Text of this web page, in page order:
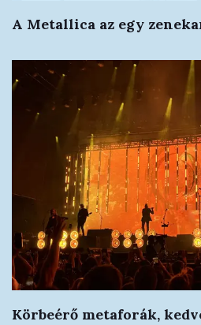
A Metallica az egy
Körbeérő metaforák,